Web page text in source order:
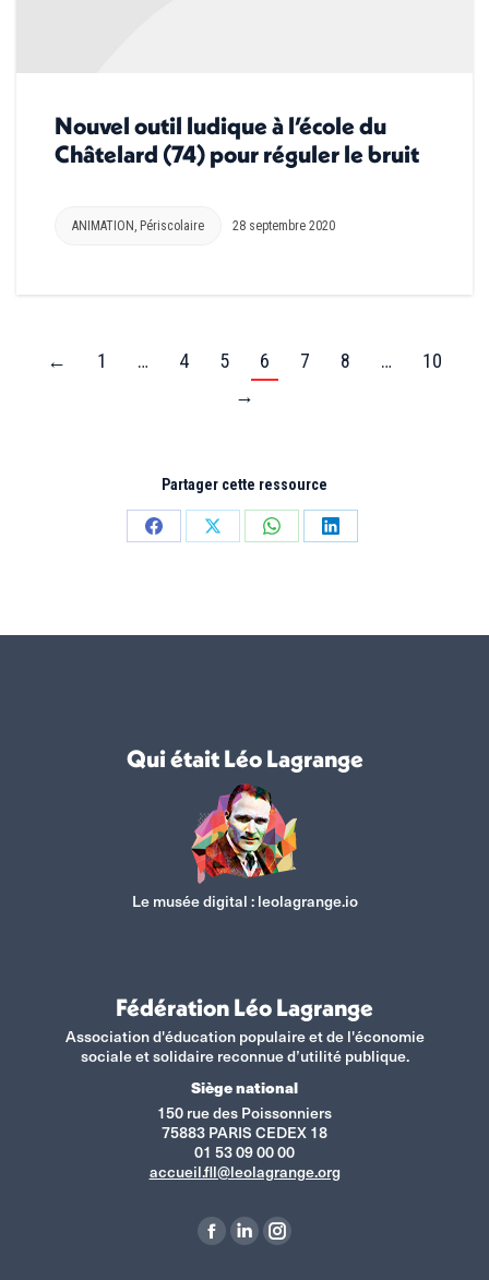
Nouvel outil ludique à l’école du
Châtelard (74) pour réguler le bruit
ANIMATION, Périscolaire 28 septembre 2020
← 1 … 4 5 6 7 8 …
10
→
Partager cette ressource
PartagerPartagerPartagerPartager
Qui était Léo Lagrange
Le musée digital :leolagrange.io
Fédération Léo Lagrange
Association d'éducation populaire et de l'économie
sociale et solidaire reconnue d’utilité publique.
Siège national
150 rue des Poissonniers
75883 PARIS CEDEX 18
01 53 09 00 00
accueil.fll@leolagrange.org
La
La
La